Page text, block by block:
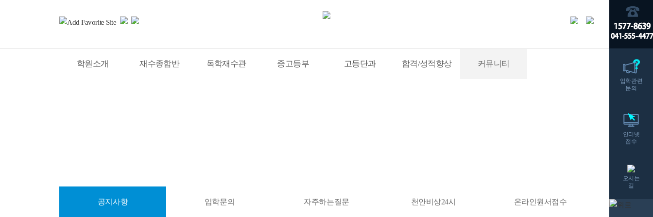
입학관련
문의
인터넷
접수
오시는
길
학원소개 재수종합반 독학재수관 중고등부 고등단과 합격/성적향상 커뮤니티
공지사항 입학문의 자주하는질문 천안비상24시 온라인원서접수